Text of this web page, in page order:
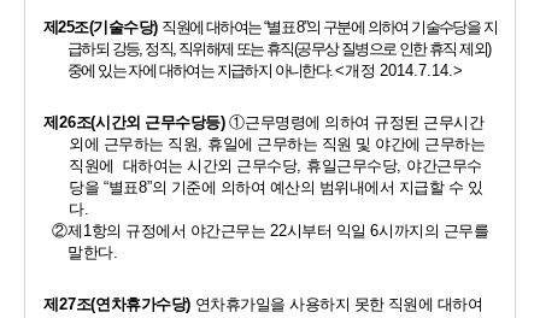
제25조(기술수당) 직원에 대하여는 “별표 8”의 구분에 의하여 기술수당을 지
급하되 강등, 정직 직위해제 또는 휴직(공무상 질병으로 인한 휴직 제외)
중에 있는 자에 대하여는 지급하지 아니한다. <개정 2014.7.14.>
제26조(시간외 근무수당등) ①근무명령에 의하여 규정된 근무시간
외에 근무하는 직원
휴일에 근무하는 직원 및 야간에 근무하는
직원에  대하여는 시간외 근무수당, 휴일근무수당, 야간근무수
당을 “별표8”의 기준에 의하여 예산의 범위내에서 지급할 수 있
다.
②제 1 항의 규정에서 야간근무는 22시부터 익일 6시까지의 근무를
말한다.
제27조(연차휴가수당) 연차휴가일을 사용하지 못한 직원에 대하여